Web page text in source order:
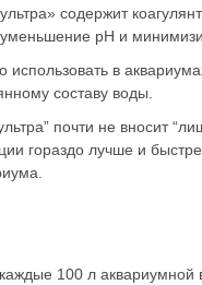
содержит
рН и
в
составу воды.
почти не вносит
гораздо лучше и
100 л аквариумной